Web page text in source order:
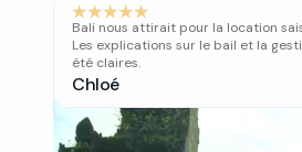
Bali nous attirait pour la location
Les explications sur le bail et la
été claires.
Chloé